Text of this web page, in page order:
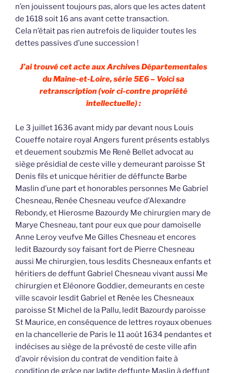
n’en jouissent toujours pas, alors que les actes datent
de 1618 soit 16 ans avant cette transaction.
Cela n’était pas rien autrefois de liquider toutes les
dettes passives d’une succession !
J’ai trouvé cet acte aux Archives Départementales
du Maine-et-Loire, série 5E6 – Voici sa
retranscription (voir ci-contre propriété
intellectuelle) :
Le 3 juillet 1636 avant midy par devant nous Louis
Coueffe notaire royal Angers furent présents establys
et deuement soubzmis Me René Bellet advocat au
siège présidial de ceste ville y demeurant paroisse St
Denis fils et unicque héritier de déffuncte Barbe
Maslin d’une part et honorables personnes Me Gabriel
Chesneau, Renée Chesneau veufce d’Alexandre
Rebondy, et Hierosme Bazourdy Me chirurgien mary de
Marye Chesneau, tant pour eux que pour damoiselle
Anne Leroy veufve Me Gilles Chesneau et encores
ledit Bazourdy soy faisant fort de Pierre Chesneau
aussi Me chirurgien, tous lesdits Chesneaux enfants et
héritiers de deffunt Gabriel Chesneau vivant aussi Me
chirurgien et Eléonore Goddier, demeurants en ceste
ville scavoir lesdit Gabriel et Renée les Chesneaux
paroisse St Michel de la Pallu, ledit Bazourdy paroisse
St Maurice, en conséquence de lettres royaux obenues
en la chancellerie de Paris le 11 août 1634 pendantes et
indécises au siège de la prévosté de ceste ville afin
d’avoir révision du contrat de vendition faite à
condition de grâce par ladite deffunte Maslin à deffunt